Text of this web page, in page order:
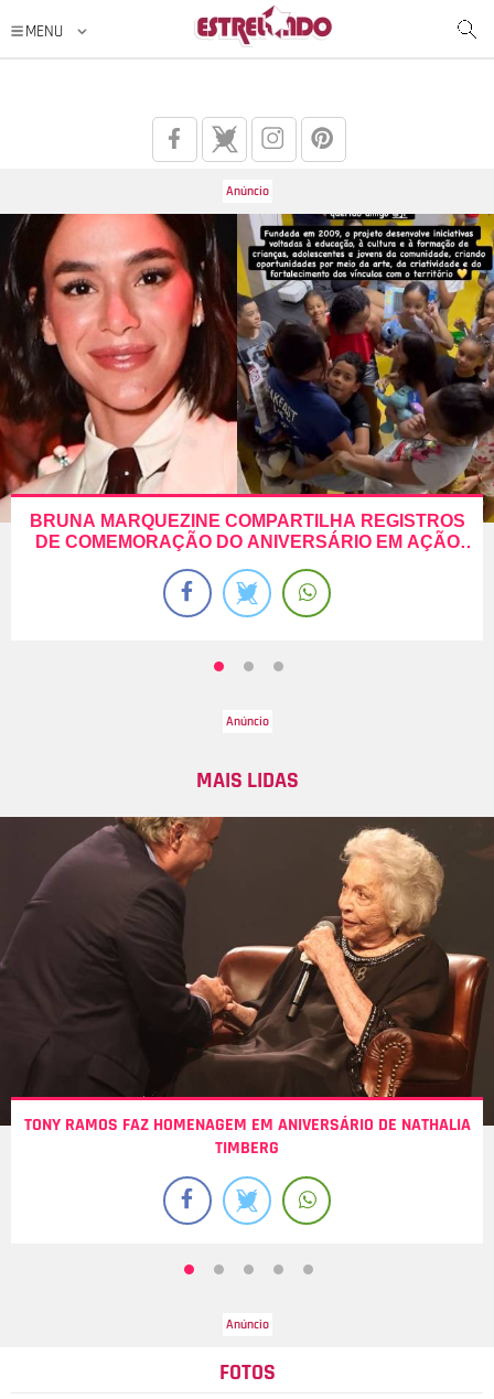
BRUNA MARQUEZINE COMPARTILHA REGISTROS
DE COMEMORAÇÃO DO ANIVERSÁRIO EM AÇÃO
MAIS LIDAS
TONY RAMOS FAZ HOMENAGEM EM ANIVERSÁRIO DE NATHALIA
TIMBERG
FOTOS